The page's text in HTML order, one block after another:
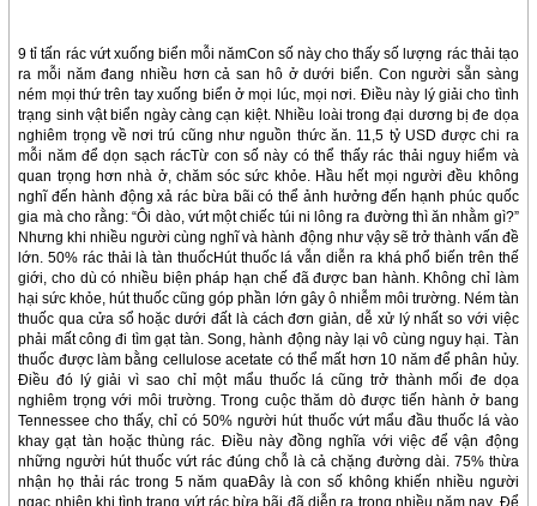
9 tỉ tấn rác vứt xuống biển mỗi nămCon số này cho thấy số lượng rác thải tạo
ra mỗi năm đang nhiều hơn cả san hô ở dưới biển. Con người sẵn sàng
ném mọi thứ trên tay xuống biển ở mọi lúc, mọi nơi. Điều này lý giải cho tình
trạng sinh vật biển ngày càng cạn kiệt. Nhiều loài trong đại dương bị đe dọa
nghiêm trọng về nơi trú cũng như nguồn thức ăn. 11,5 tỷ USD được chi ra
mỗi năm để dọn sạch rácTừ con số này có thể thấy rác thải nguy hiểm và
quan trọng hơn nhà ở, chăm sóc sức khỏe. Hầu hết mọi người đều không
nghĩ đến hành động xả rác bừa bãi có thể ảnh hưởng đến hạnh phúc quốc
gia mà cho rằng: “Ôi dào, vứt một chiếc túi ni lông ra đường thì ăn nhằm gì?”
Nhưng khi nhiều người cùng nghĩ và hành động như vậy sẽ trở thành vấn đề
lớn. 50% rác thải là tàn thuốcHút thuốc lá vẫn diễn ra khá phổ biến trên thế
giới, cho dù có nhiều biện pháp hạn chế đã được ban hành. Không chỉ làm
hại sức khỏe, hút thuốc cũng góp phần lớn gây ô nhiễm môi trường. Ném tàn
thuốc qua cửa sổ hoặc dưới đất là cách đơn giản, dễ xử lý nhất so với việc
phải mất công đi tìm gạt tàn. Song, hành động này lại vô cùng nguy hại. Tàn
thuốc được làm bằng cellulose acetate có thể mất hơn 10 năm để phân hủy.
Điều đó lý giải vì sao chỉ một mẩu thuốc lá cũng trở thành mối đe dọa
nghiêm trọng với môi trường. Trong cuộc thăm dò được tiến hành ở bang
Tennessee cho thấy, chỉ có 50% người hút thuốc vứt mẩu đầu thuốc lá vào
khay gạt tàn hoặc thùng rác. Điều này đồng nghĩa với việc để vận động
những người hút thuốc vứt rác đúng chỗ là cả chặng đường dài. 75% thừa
nhận họ thải rác trong 5 năm quaĐây là con số không khiến nhiều người